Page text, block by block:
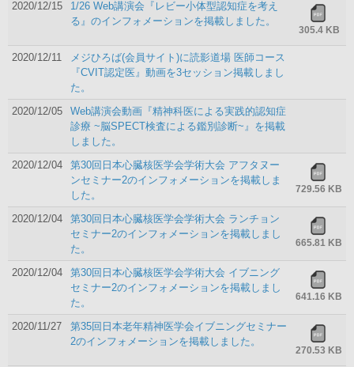
2020/12/15
1/26 Web講演会『レビー小体型認知症を考え
る』のインフォメーションを掲載しました。
305.4 KB
2020/12/11
メジひろば(会員サイト)に読影道場 医師コース
『CVIT認定医』動画を3セッション掲載しまし
た。
2020/12/05
Web講演会動画『精神科医による実践的認知症
診療 ~脳SPECT検査による鑑別診断~』を掲載
しました。
2020/12/04
第30回日本心臓核医学会学術大会 アフタヌー
ンセミナー2のインフォメーションを掲載しま
した。
729.56 KB
2020/12/04
第30回日本心臓核医学会学術大会 ランチョン
セミナー2のインフォメーションを掲載しまし
た。
665.81 KB
2020/12/04
第30回日本心臓核医学会学術大会 イブニング
セミナー2のインフォメーションを掲載しまし
た。
641.16 KB
2020/11/27
第35回日本老年精神医学会イブニングセミナー
2のインフォメーションを掲載しました。
270.53 KB